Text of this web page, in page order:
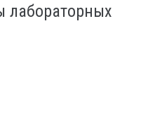
лабораторных